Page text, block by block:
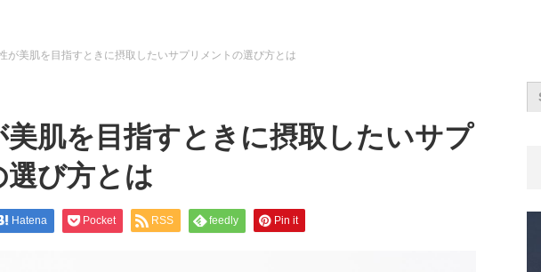
が美肌を目指すときに摂取したいサプリメントの選び方とは
美肌を目指すときに摂取したいサプ
選び方とは
Hatena Pocket RSS feedly Pin it